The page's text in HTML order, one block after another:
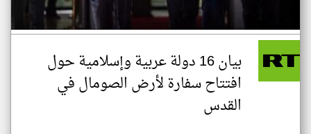
بيان 16 دولة عربية وإسلامية حول
افتتاح سفارة لأرض الصومال في
القدس